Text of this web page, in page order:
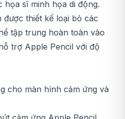
sĩ minh họa di động.
được thiết kế loại bỏ các
tập trung hoàn toàn vào
trợ Apple Pencil với độ
cho màn hình cảm ứng và